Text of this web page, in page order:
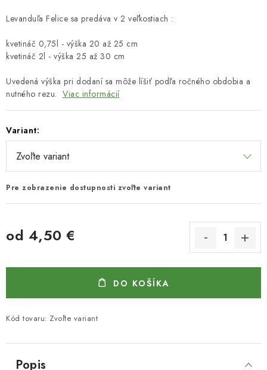
Levanduľa Felice sa predáva v 2 veľkostiach :
kvetináč 0,75l - výška 20 až 25 cm
kvetináč 2l - výška 25 až 30 cm
Uvedená výška pri dodaní sa môže líšiť podľa ročného obdobia a
nutného rezu. Viac informácií
Variant:
Pre zobrazenie dostupnosti zvoľte variant
od 4,50 €
DO KOŠÍKA
Kód tovaru: Zvoľte variant
Popis